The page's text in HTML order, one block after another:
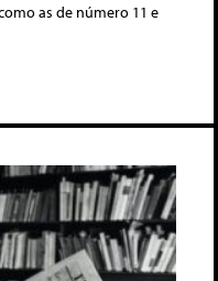
as de número 11 e